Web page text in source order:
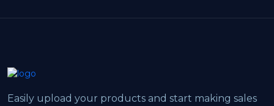
Easily upload your products and start making sales